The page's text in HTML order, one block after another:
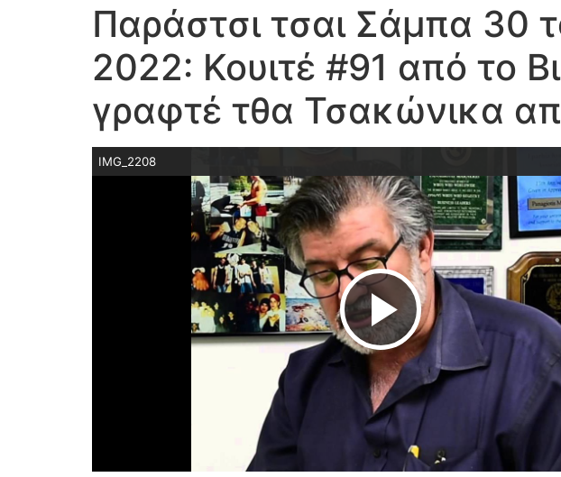
Παράστσι τσαι Σάμπα 30
2022: Κουιτέ #91 από το
γραφτέ τθα Τσακώνικα
IMG_2208
Play Video